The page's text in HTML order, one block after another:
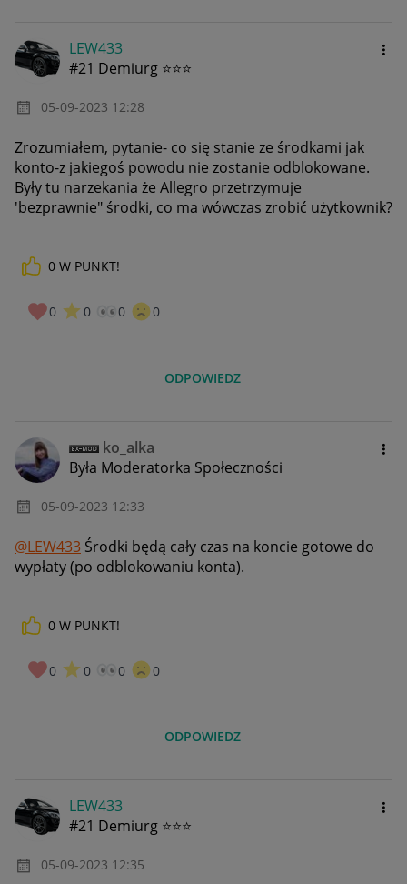
LEW433
#21 Demiurg ⭐⭐⭐
‎05-09-2023 12:28
Zrozumiałem, pytanie- co się stanie ze środkami jak
konto-z jakiegoś powodu nie zostanie odblokowane.
Były tu narzekania że Allegro przetrzymuje
'bezprawnie" środki, co ma wówczas zrobić użytkownik?
0 W PUNKT!
0 0 0 0
ODPOWIEDZ
ko_alka
Była Moderatorka Społeczności
‎05-09-2023 12:33
@LEW433 Środki będą cały czas na koncie gotowe do
wypłaty (po odblokowaniu konta).
0 W PUNKT!
0 0 0 0
ODPOWIEDZ
LEW433
#21 Demiurg ⭐⭐⭐
‎05-09-2023 12:35